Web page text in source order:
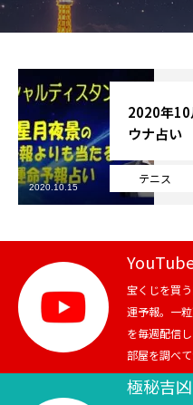
秘伝公開！吉凶カレンダー
記事カテゴリー
ブログ
お知らせ
テニス
スポーツ
競馬
テニス
2020年
ウナ占い
2020.10.15
宝くじを買
運予報。一
を毎週配信
部屋を調べて
極秘吉